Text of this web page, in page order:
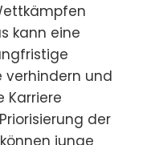
kann eine
verhindern und
Karriere
der
junge